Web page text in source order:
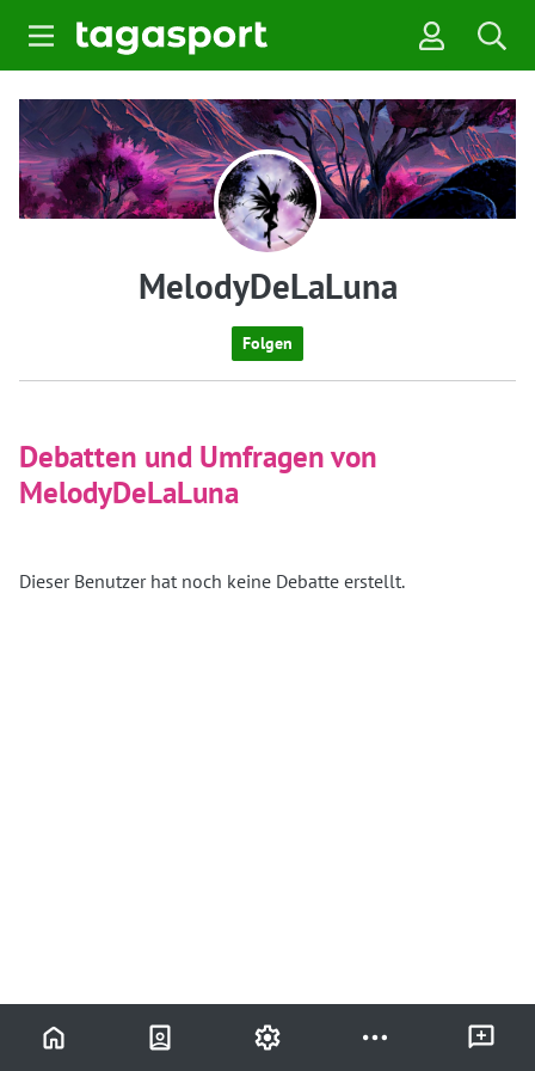
MelodyDeLaLuna
Folgen
Debatten und Umfragen von
MelodyDeLaLuna
Dieser Benutzer hat noch keine Debatte erstellt.